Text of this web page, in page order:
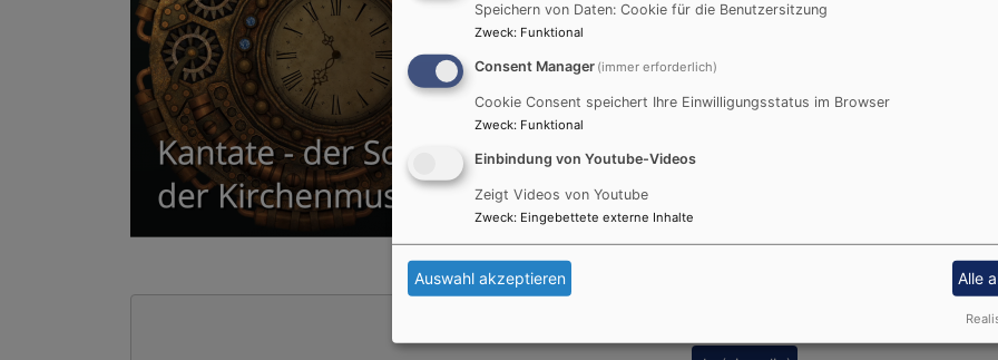
Speichern von Daten: Cookie für die Benutzersitzung
Zweck: Funktional
Consent Manager (immer erforderlich)
Cookie Consent speichert Ihre Einwilligungsstatus im Browser
Zweck: Funktional
Einbindung von Youtube-Videos
Zeigt Videos von Youtube
Zweck: Eingebettete externe Inhalte
Auswahl akzeptieren Alle